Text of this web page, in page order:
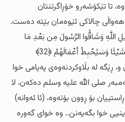
تا تێکۆشه‌رو خۆڕاگرتنتان
چالاکی ئێوه‌مان بێته‌ ده‌ست.
اللَّهِ وَشَاقُّوا الرَّسُولَ مِن بَعْدِ مَا
وَسَيُحْبِطُ أَعْمَالَهُمْ ﴿32﴾
ڕێگه‌ له‌ بڵاوکردنه‌وه‌ی په‌یامی خوا
صلی الله‌ علیه‌ وسلم ده‌که‌ن، لا
بۆ ڕوون بۆته‌وه‌، (ئا ئه‌وانه‌)
خوا بگه‌یه‌نن.. وه‌ خوای گه‌وره‌